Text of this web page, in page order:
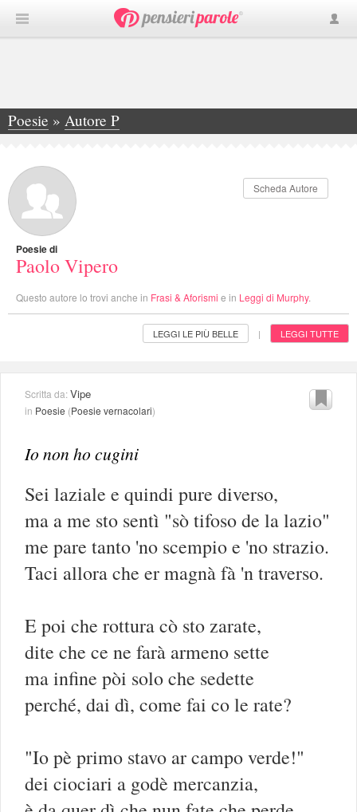
Poesie » Autore P
»Paolo Vipero
Scheda Autore
Poesie di
Paolo Vipero
Questo autore lo trovi anche in Frasi & Aforismi e in Leggi di Murphy.
LEGGI LE PIÙ BELLE | LEGGI TUTTE
Scritta da:Vipe
in Poesie (Poesie vernacolari)
Io non ho cugini
Sei laziale e quindi pure diverso,
ma a me sto sentì "sò tifoso de la lazio"
me pare tanto 'no scempio e 'no strazio.
Taci allora che er magnà fà 'n traverso.
E poi che rottura cò sto zarate,
dite che ce ne farà armeno sette
ma infine pòi solo che sedette
perché, dai dì, come fai co le rate?
"Io pè primo stavo ar campo verde!"
dei ciociari a godè mercanzia,